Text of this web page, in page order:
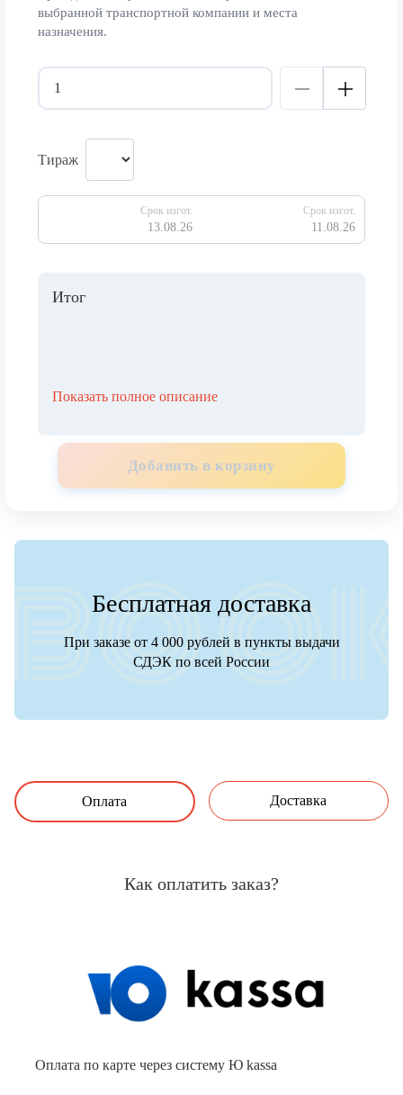
выбранной транспортной компании и места
назначения.
Тираж
Срок изгот.
13.08.26
Срок изгот.
11.08.26
Итог
Показать полное описание
Добавить в корзину
Бесплатная доставка
При заказе от 4 000 рублей в пункты выдачи
СДЭК по всей России
Оплата Доставка
Как оплатить заказ?
Оплата по карте через систему Ю kassa